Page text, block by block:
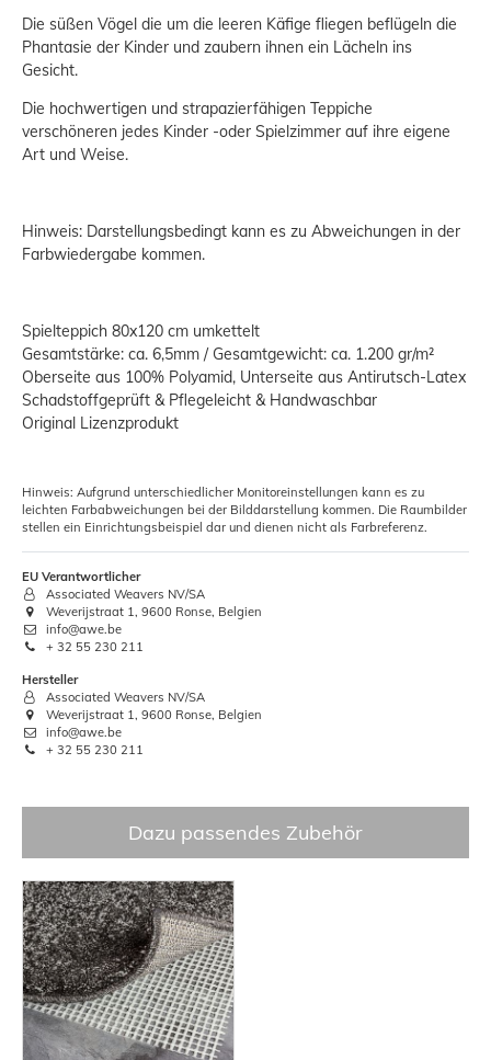
Die süßen Vögel die um die leeren Käfige fliegen beflügeln die
Phantasie der Kinder und zaubern ihnen ein Lächeln ins
Gesicht.
Die hochwertigen und strapazierfähigen Teppiche
verschöneren jedes Kinder -oder Spielzimmer auf ihre eigene
Art und Weise.
Hinweis: Darstellungsbedingt kann es zu Abweichungen in der
Farbwiedergabe kommen.
Spielteppich 80x120 cm umkettelt
Gesamtstärke: ca. 6,5mm / Gesamtgewicht: ca. 1.200 gr/m²
Oberseite aus 100% Polyamid, Unterseite aus Antirutsch-Latex
Schadstoffgeprüft & Pflegeleicht & Handwaschbar
Original Lizenzprodukt
Hinweis: Aufgrund unterschiedlicher Monitoreinstellungen kann es zu
leichten Farbabweichungen bei der Bilddarstellung kommen. Die Raumbilder
stellen ein Einrichtungsbeispiel dar und dienen nicht als Farbreferenz.
EU Verantwortlicher
Associated Weavers NV/SA
Weverijstraat 1, 9600 Ronse, Belgien
info@awe.be
+ 32 55 230 211
Hersteller
Associated Weavers NV/SA
Weverijstraat 1, 9600 Ronse, Belgien
info@awe.be
+ 32 55 230 211
Dazu passendes Zubehör